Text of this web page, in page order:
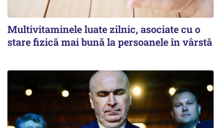
Multivitaminele luate zilnic, asociate cu o
stare fizică mai bună la persoanele în vârstă